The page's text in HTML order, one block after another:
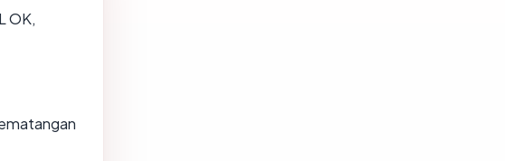
OK,